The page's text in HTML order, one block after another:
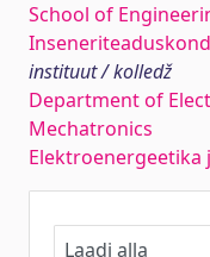
School of
Inseneriteaduskond
instituut / kolledž
Department of
Mechatronics
Laadi alla